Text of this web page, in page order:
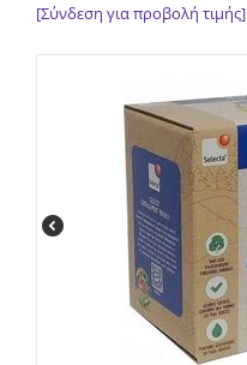
[Σύνδεση για προβολή τιμής]